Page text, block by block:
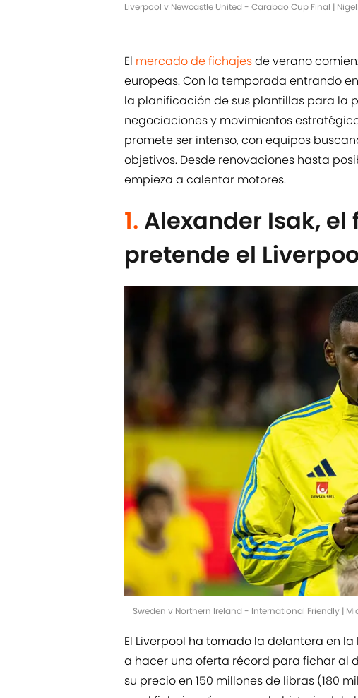
Liverpool v Newcastle United - Carabao Cup Final |
El mercado de fichajesde verano
europeas. Con la temporada entrando
la planificación de sus plantillas para la
negociaciones y movimientos
promete ser intenso, con equipos
objetivos. Desde renovaciones hasta
empieza a calentar motores.
1. Alexander Isak, el
pretende el
Sweden v Northern Ireland - International Friendly |
El Liverpool ha tomado la delantera en
a hacer una oferta récord para fichar al
su precio en 150 millones de libras (180